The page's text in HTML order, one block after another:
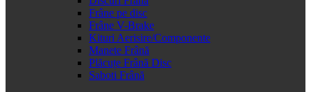
Frâne pe disc
Frâne V-Brake
Kituri Aerisire/Componente
Manete Frână
Plăcuțe Frână Disc
Saboti Frână